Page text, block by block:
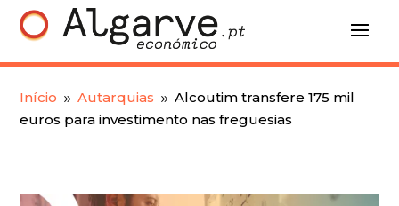
Início 9 Autarquias 9 Alcoutim transfere 175 mil
euros para investimento nas freguesias